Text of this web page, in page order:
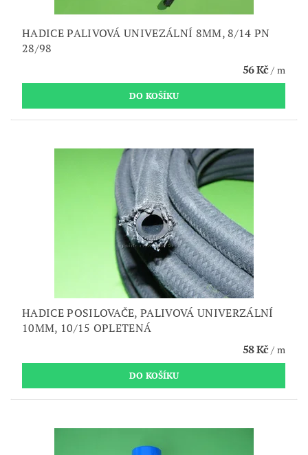
HADICE PALIVOVÁ UNIVEZÁLNÍ 8MM, 8/14 PN
28/98
56 Kč/ m
HADICE POSILOVAČE, PALIVOVÁ UNIVERZÁLNÍ
10MM, 10/15 OPLETENÁ
58 Kč/ m